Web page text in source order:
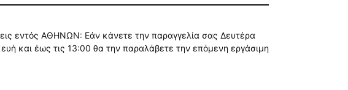
εντός ΑΘΗΝΩΝ: Εάν κάνετε την παραγγελία σας Δευτέρα
και έως τις 13:00 θα την παραλάβετε την επόμενη εργάσιμη